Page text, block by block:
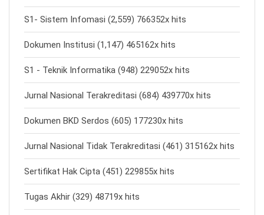
S1- Sistem Infomasi (2,559) 766352x hits
Dokumen Institusi (1,147) 465162x hits
S1 - Teknik Informatika (948) 229052x hits
Jurnal Nasional Terakreditasi (684) 439770x hits
Dokumen BKD Serdos (605) 177230x hits
Jurnal Nasional Tidak Terakreditasi (461) 315162x hits
Sertifikat Hak Cipta (451) 229855x hits
Tugas Akhir (329) 48719x hits